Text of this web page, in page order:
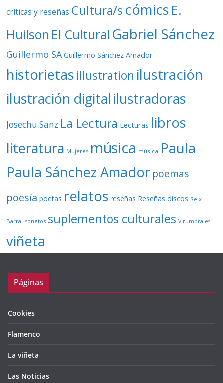
críticas y reseñas Cultura/s cómics E.
Huilson El Cultural Gabriel Sánchez
Guillermo SA Guillermo Sánchez Amador
historietas illustration ilustración
ilustración digital ilustradoras
Josechu Sanz La Lectura Lecturas libros
literatura Mujeres música música Paula
Paula Sánchez Amador poemas
poesía poetas relatos reseñas Reseñas discos Seix
Barral sonetos suplementos culturales Virumbrales
viñeta
Páginas
Cookies
Flamenco
La viñeta
Las Noticias